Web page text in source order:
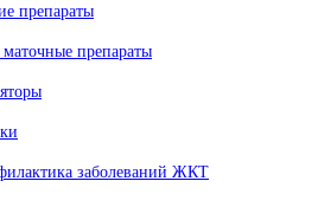
препараты
препараты
заболеваний ЖКТ